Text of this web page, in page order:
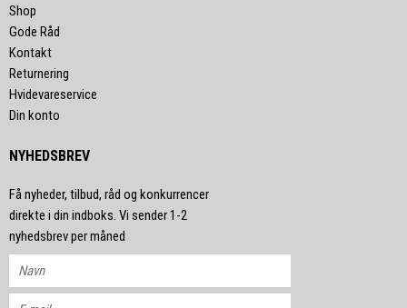
Shop
Gode Råd
Kontakt
Returnering
Hvidevareservice
Din konto
NYHEDSBREV
Få nyheder, tilbud, råd og konkurrencer
direkte i din indboks. Vi sender 1-2
nyhedsbrev per måned